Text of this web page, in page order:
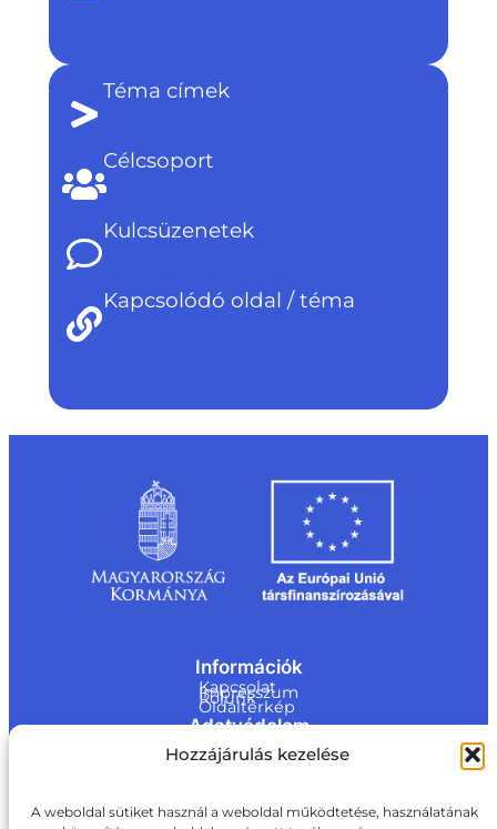
Hozzájárulás kezelése
A weboldal sütiket használ a weboldal működtetése, használatának
Téma címek
Célcsoport
Kulcsüzenetek
Kapcsolódó oldal / téma
Információk
Kapcsolat
Impresszum
Rólunk
Oldaltérkép
Adatvédelem
Jogi nyilatkozat
Adatvédelmi nyilatkozat
Akadálymentesítési nyilatkozat